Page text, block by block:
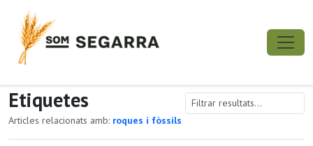
Etiquetes
Articles relacionats amb: roques i fòssils